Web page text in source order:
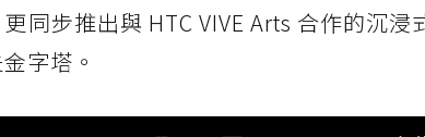
同步推出與 HTC VIVE Arts 合作的沉浸
字塔。